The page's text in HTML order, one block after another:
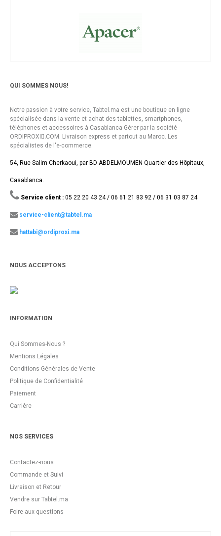
QUI SOMMES NOUS!
Notre passion à votre service, Tabtel.ma est une boutique en ligne
spécialisée dans la vente et achat des tablettes, smartphones,
téléphones et accessoires à Casablanca Gérer par la société
ORDIPROXI.ِCOM. Livraison express et partout au Maroc. Les
spécialistes de l'e-commerce.
54, Rue Salim Cherkaoui, par BD ABDELMOUMEN Quartier des Hôpitaux,
Casablanca.
Service client : 05 22 20 43 24 / 06 61 21 83 92 / 06 31 03 87 24
service-client@tabtel.ma
hattabi@ordiproxi.ma
NOUS ACCEPTONS
INFORMATION
Qui Sommes-Nous ?
Mentions Légales
Conditions Générales de Vente
Politique de Confidentialité
Paiement
Carrière
NOS SERVICES
Contactez-nous
Commande et Suivi
Livraison et Retour
Vendre sur Tabtel.ma
Foire aux questions